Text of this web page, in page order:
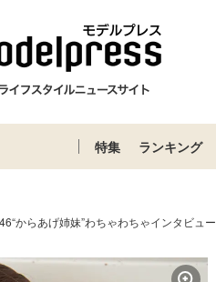
特集 ランキング
からあげ姉妹”わちゃわちゃインタビュー